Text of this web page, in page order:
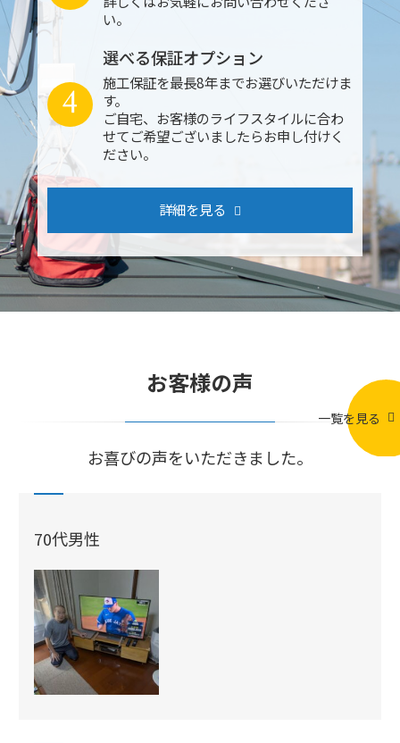
い。
選べる保証オプション
施工保証を最長8年までお選びいただけま
す。
ご自宅、お客様のライフスタイルに合わ
せてご希望ございましたらお申し付けく
ださい。
4
詳細を見る
お客様の声
お喜びの声をいただきました。
一覧を見る
70代男性